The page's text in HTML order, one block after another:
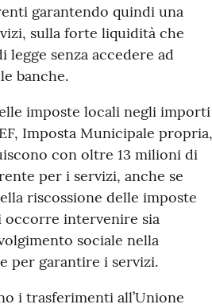
garantendo quindi una
sulla forte liquidità che
senza accedere ad
banche.
imposte locali negli importi
Imposta Municipale propria,
con oltre 13 milioni di
per i servizi, anche se
riscossione delle imposte
intervenire sia
sociale nella
per garantire i servizi.
i trasferimenti all’Unione